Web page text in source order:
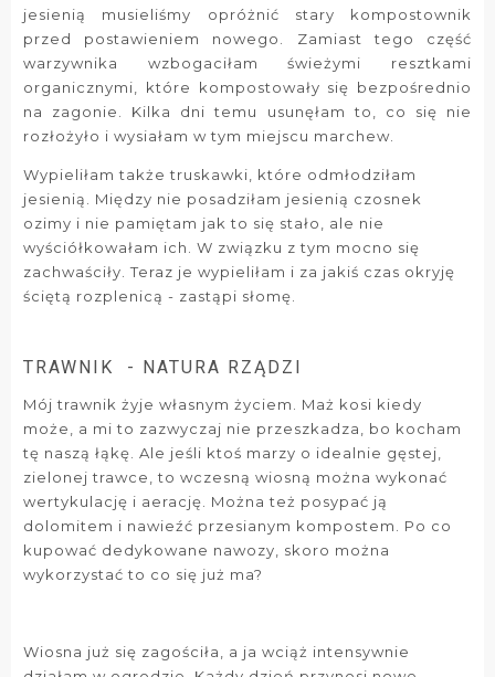
jesienią musieliśmy opróżnić stary kompostownik
przed postawieniem nowego. Zamiast tego część
warzywnika wzbogaciłam świeżymi resztkami
organicznymi, które kompostowały się bezpośrednio
na zagonie. Kilka dni temu usunęłam to, co się nie
rozłożyło i wysiałam w tym miejscu marchew.
Wypieliłam także truskawki, które odmłodziłam
jesienią. Między nie posadziłam jesienią czosnek
ozimy i nie pamiętam jak to się stało, ale nie
wyściółkowałam ich. W związku z tym mocno się
zachwaściły. Teraz je wypieliłam i za jakiś czas okryję
ściętą rozplenicą - zastąpi słomę.
TRAWNIK - NATURA RZĄDZI
Mój trawnik żyje własnym życiem. Maż kosi kiedy
może, a mi to zazwyczaj nie przeszkadza, bo kocham
tę naszą łąkę. Ale jeśli ktoś marzy o idealnie gęstej,
zielonej trawce, to wczesną wiosną można wykonać
wertykulację i aerację. Można też posypać ją
dolomitem i nawieźć przesianym kompostem. Po co
kupować dedykowane nawozy, skoro można
wykorzystać to co się już ma?
Wiosna już się zagościła, a ja wciąż intensywnie